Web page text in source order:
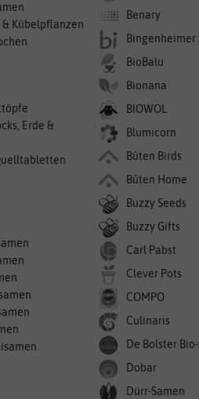
Kübelpflanzen
Erde &
Benary
Bingenheimer
BioBalu
Bionana
BIOWOL
Blumicorn
Bûten Birds
Bûten Home
Buzzy Seeds
Buzzy Gifts
Carl Pabst
Clever Pots
COMPO
Culinaris
De Bolster
Dobar
Dürr-Samen